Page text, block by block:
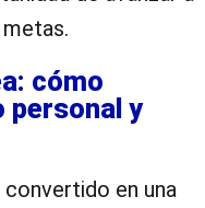
cómo
personal y
en una